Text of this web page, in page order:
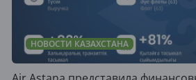
НОВОСТИ КАЗАХСТАНА